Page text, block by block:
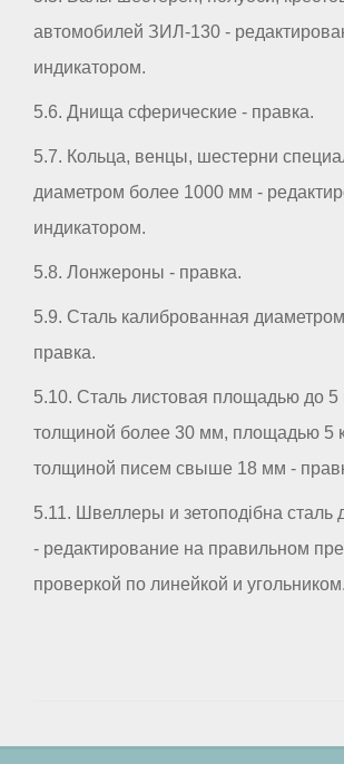
автомобилей ЗИЛ-130 -
индикатором.
5.6. Днища сферические - правка.
5.7. Кольца, венцы, шестерни
диаметром более 1000 мм -
индикатором.
5.8. Лонжероны - правка.
5.9. Сталь калиброванная
правка.
5.10. Сталь листовая площадью до 5
толщиной более 30 мм, площадью 5
толщиной писем свыше 18 мм -
5.11. Швеллеры и зетоподібна сталь
- редактирование на правильном
проверкой по линейкой и угольником.